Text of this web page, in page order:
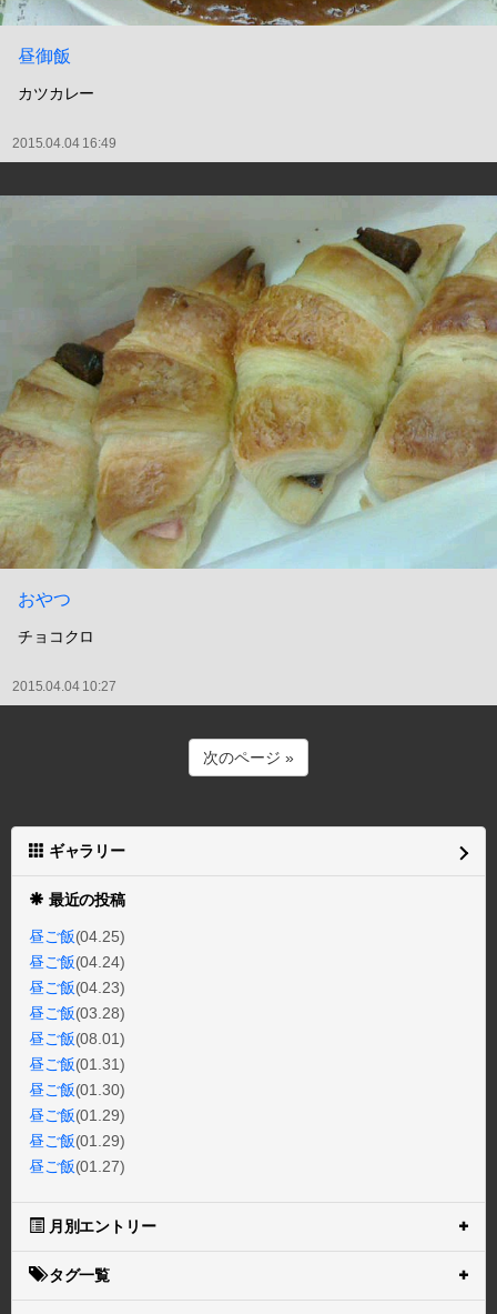
昼御飯
カツカレー
2015.04.04 16:49
おやつ
チョコクロ
2015.04.04 10:27
次のページ »
ギャラリー
最近の投稿
昼ご飯(04.25)
昼ご飯(04.24)
昼ご飯(04.23)
昼ご飯(03.28)
昼ご飯(08.01)
昼ご飯(01.31)
昼ご飯(01.30)
昼ご飯(01.29)
昼ご飯(01.29)
昼ご飯(01.27)
月別エントリー
タグ一覧